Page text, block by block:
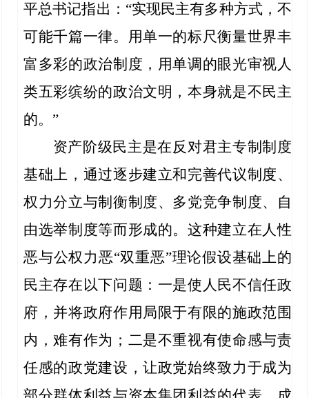
平总书记指出：“实现民主有多种方式，不
可能千篇一律。用单一的标尺衡量世界丰
富多彩的政治制度，用单调的眼光审视人
类五彩缤纷的政治文明，本身就是不民主
的。”
资产阶级民主是在反对君主专制制度
基础上，通过逐步建立和完善代议制度、
权力分立与制衡制度、多党竞争制度、自
由选举制度等而形成的。这种建立在人性
恶与公权力恶“双重恶”理论假设基础上的
民主存在以下问题：一是使人民不信任政
府，并将政府作用局限于有限的施政范围
内，难有作为；二是不重视有使命感与责
任感的政党建设，让政党始终致力于成为